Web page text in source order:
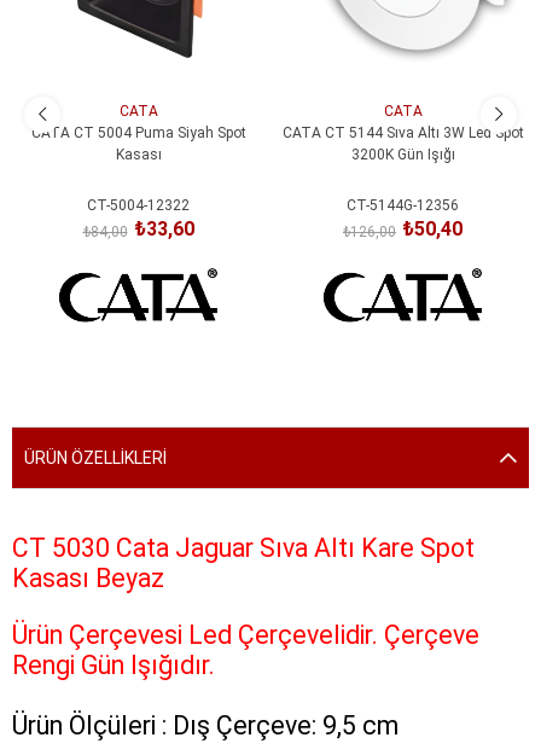
CATA
CATA CT 5004 Puma Siyah Spot
Kasası
CT-5004-12322
₺33,60
₺84,00
CATA
CATA CT 5144 Sıva Altı 3W Led Spot
3200K Gün Işığı
CT-5144G-12356
₺50,40
₺126,00
ÜRÜN ÖZELLIKLERI
CT 5030 Cata Jaguar Sıva Altı Kare Spot
Kasası Beyaz
Ürün Çerçevesi Led Çerçevelidir. Çerçeve
Rengi Gün Işığıdır.
Ürün Ölçüleri : Dış Çerçeve: 9,5 cm